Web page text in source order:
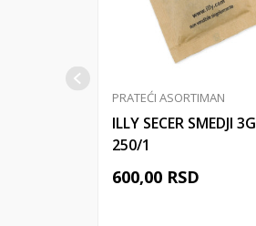
PRATEĆI ASORTIMAN
ILLY SECER SMEDJI 3G
250/1
600,00 RSD